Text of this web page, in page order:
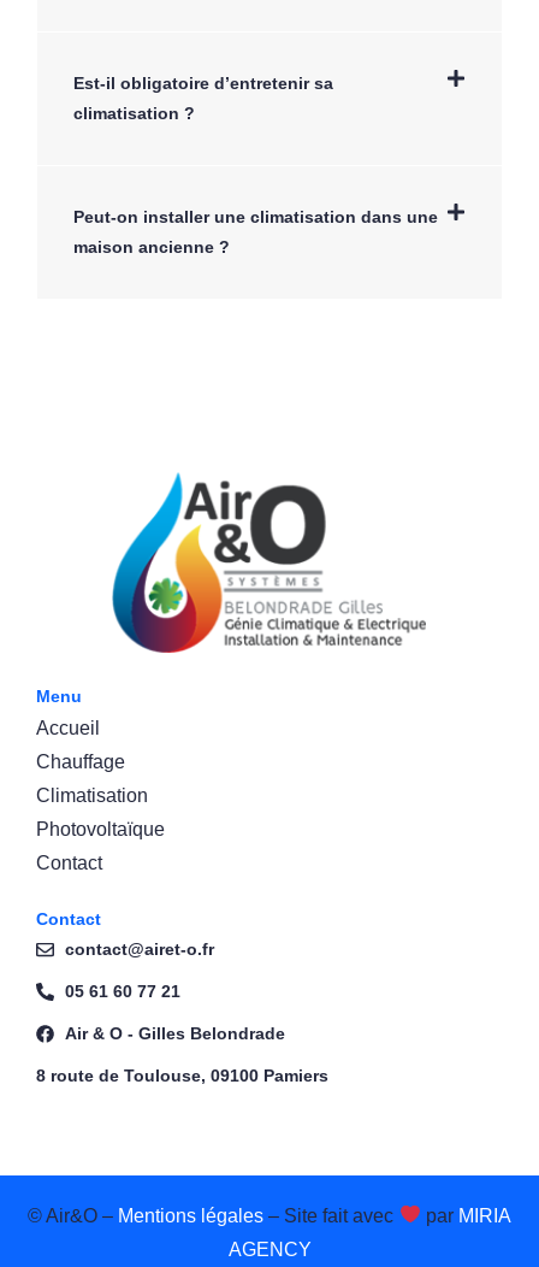
Est-il obligatoire d’entretenir sa
climatisation ?
Peut-on installer une climatisation dans une
maison ancienne ?
Menu
Accueil
Chauffage
Climatisation
Photovoltaïque
Contact
Contact
contact@airet-o.fr
05 61 60 77 21
Air & O - Gilles Belondrade
8 route de Toulouse, 09100 Pamiers
© Air&O – Mentions légales – Site fait avec par MIRIA
AGENCY